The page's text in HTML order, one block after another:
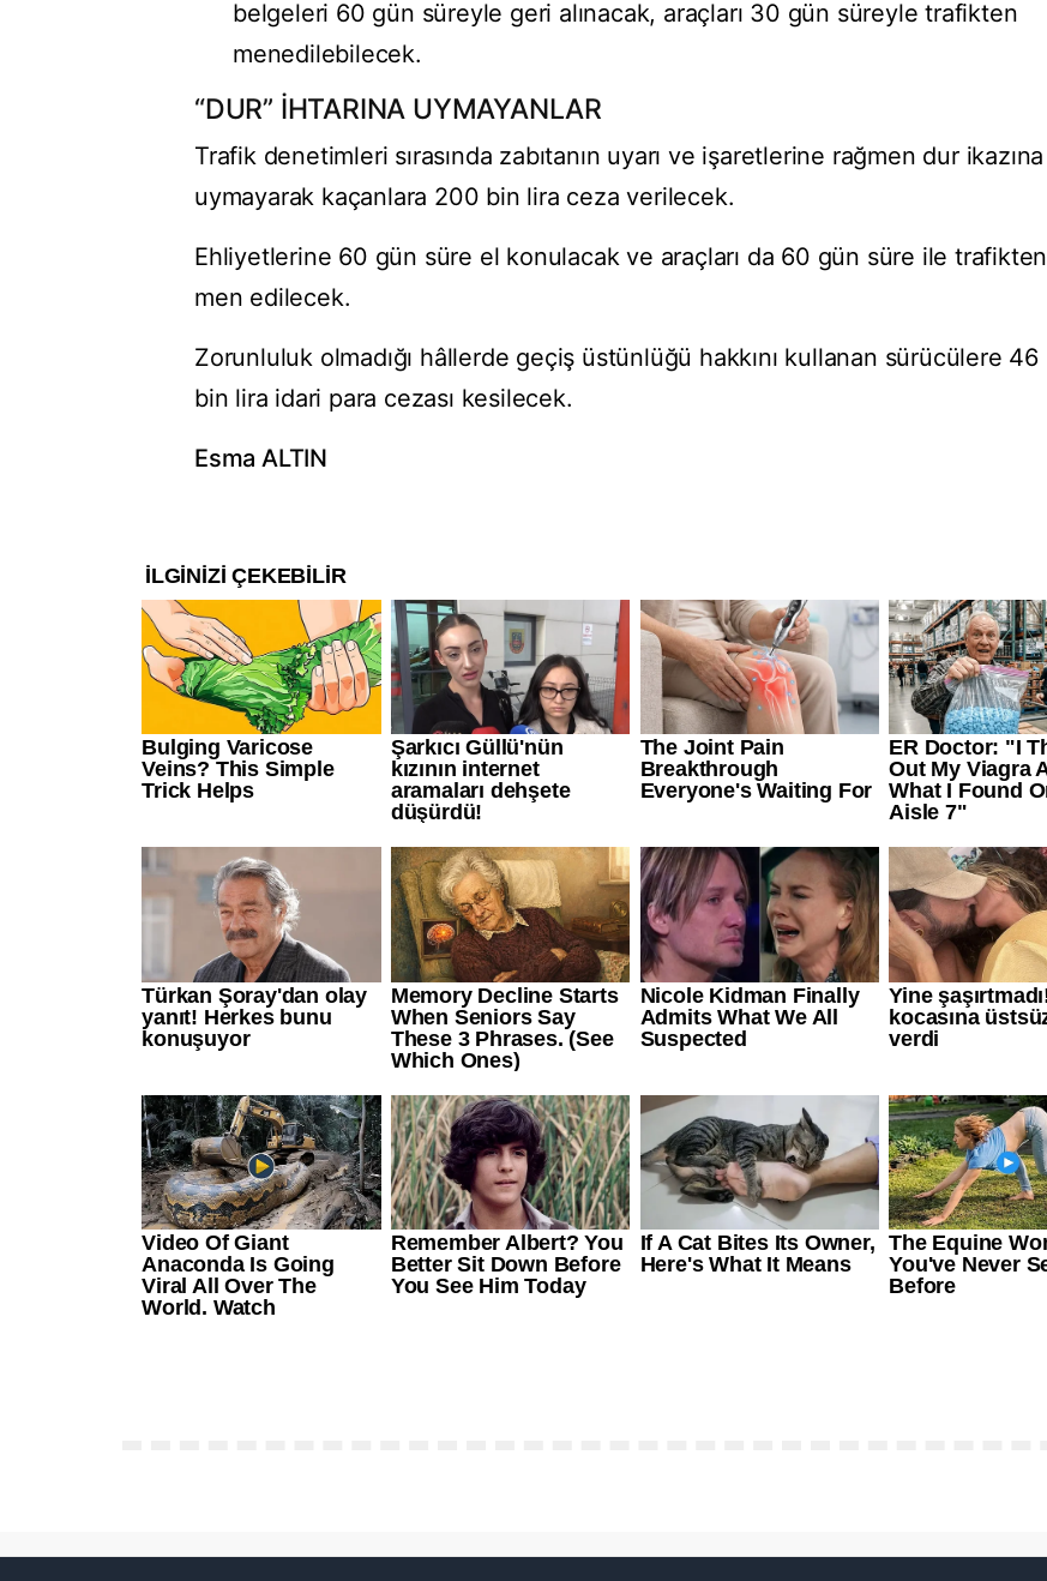
belgeleri 60 gün süreyle geri alınacak, araçları 30 gün süreyle trafikten
menedilebilecek.
“DUR” İHTARINA UYMAYANLAR
Trafik denetimleri sırasında zabıtanın uyarı ve işaretlerine rağmen dur ikazına
uymayarak kaçanlara 200 bin lira ceza verilecek.
Ehliyetlerine 60 gün süre el konulacak ve araçları da 60 gün süre ile trafikten
men edilecek.
Zorunluluk olmadığı hâllerde geçiş üstünlüğü hakkını kullanan sürücülere 46
bin lira idari para cezası kesilecek.
Esma ALTIN